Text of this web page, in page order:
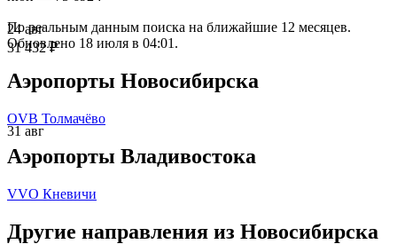
24 авг
31 432 ₽
31 авг
По реальным данным поиска на ближайшие 12 месяцев.
Обновлено 18 июля в 04:01.
Аэропорты Новосибирска
OVB Толмачёво
Аэропорты Владивостока
VVO Кневичи
Другие направления из Новосибирска